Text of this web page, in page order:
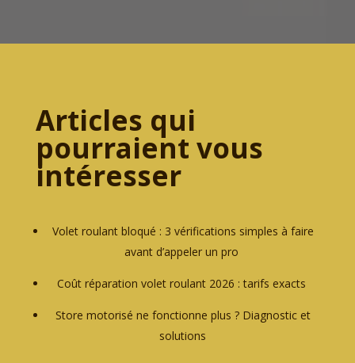
Articles qui
pourraient vous
intéresser
Volet roulant bloqué : 3 vérifications simples à faire
avant d’appeler un pro
Coût réparation volet roulant 2026 : tarifs exacts
Store motorisé ne fonctionne plus ? Diagnostic et
solutions